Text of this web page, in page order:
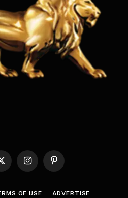
X
InstagramPinterest
OF USE ADVERTISE